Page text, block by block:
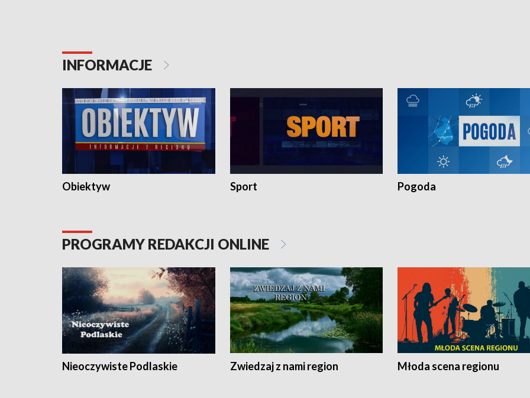
INFORMACJE
Obiektyw Sport Pogoda
PROGRAMY REDAKCJI ONLINE
Nieoczywiste Podlaskie Zwiedzaj z nami region Młoda scena regionu